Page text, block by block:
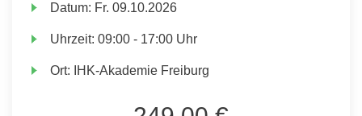
Datum: Fr. 09.10.2026
Uhrzeit:09:00 - 17:00 Uhr
Ort: IHK-Akademie Freiburg